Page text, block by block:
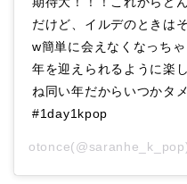
だけど、イルデのときは
w簡単に会えなくなっち
年を迎えられるように楽
ね同い年だからいつかタ
#1day1kpop